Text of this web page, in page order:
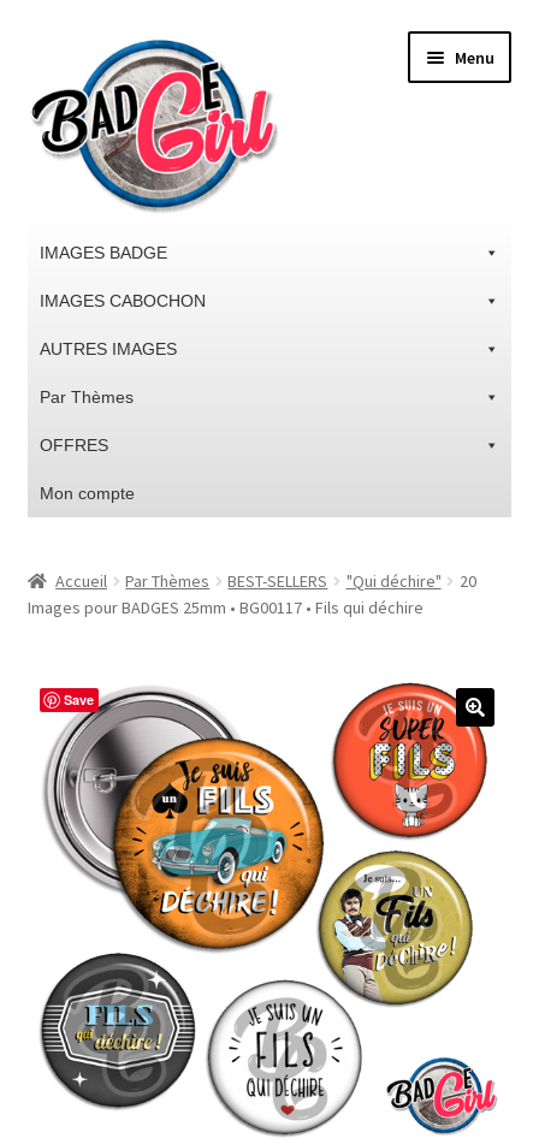
la
navigation
contenu
Menu
IMAGES BADGE
IMAGES CABOCHON
AUTRES IMAGES
Par Thèmes
OFFRES
Mon compte
#1298 (pas de titre)
#5610 (pas de titre)
#5740 (pas de titre)
Acheter ma Machine à Badge
CODES PROMOS
Conditions Générales de Vente
Accueil Par Thèmes BEST-SELLERS "Qui déchire"
20
Images pour BADGES 25mm • BG00117 • Fils qui déchire
Save